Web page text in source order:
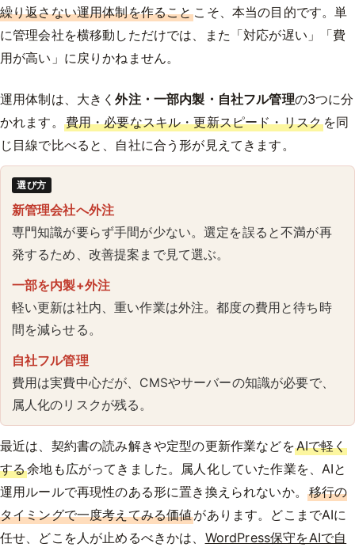
繰り返さない運用体制を作ることこそ、本当の目的です。単
に管理会社を横移動しただけでは、また「対応が遅い」「費
用が高い」に戻りかねません。
運用体制は、大きく外注・一部内製・自社フル管理の3つに分
かれます。 費用・必要なスキル・更新スピード・リスクを同
じ目線で比べると、自社に合う形が見えてきます。
選び方
新管理会社へ外注
専門知識が要らず手間が少ない。選定を誤ると不満が再
発するため、改善提案まで見て選ぶ。
一部を内製+外注
軽い更新は社内、重い作業は外注。都度の費用と待ち時
間を減らせる。
自社フル管理
費用は実費中心だが、CMSやサーバーの知識が必要で、
属人化のリスクが残る。
最近は、契約書の読み解きや定型の更新作業などをAIで軽く
する余地も広がってきました。属人化していた作業を、AIと
運用ルールで再現性のある形に置き換えられないか。 移行の
タイミングで一度考えてみる価値があります。どこまでAIに
任せ、どこを人が止めるべきかは、 WordPress保守をAIで自